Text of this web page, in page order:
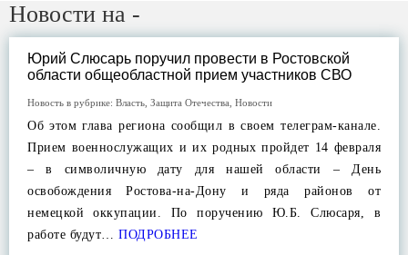
Новости на -
Юрий Слюсарь поручил провести в Ростовской
области общеобластной прием участников СВО
Новость в рубрике: Власть Защита Отечества Новости
Об этом глава региона сообщил в своем телеграм-канале.
Прием военнослужащих и их родных пройдет 14 февраля
– в символичную дату для нашей области – День
освобождения Ростова-на-Дону и ряда районов от
немецкой оккупации. По поручению Ю.Б. Слюсаря, в
работе будут… ПОДРОБНЕЕ